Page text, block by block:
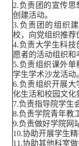
2.负责团的宣传
创建活动。
3.负责团的组织
校，向党组织推荐
4.负责大学生科
愿者的活动组织和
5.负责组织课外单
学生学术沙龙活动
6.负责组织开展
化生活和校园文化
7.负责指导院学生
8.负责学院青年教
9.负责做好学院网
10.协助开展学生
11.协助其他科室